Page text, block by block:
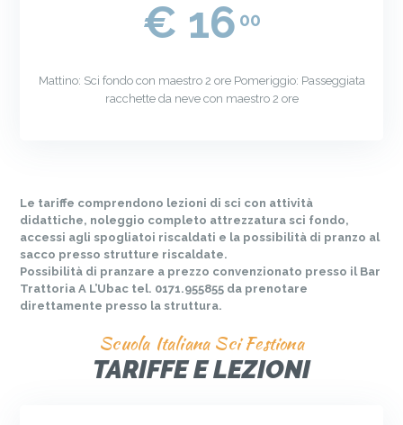
€ 16 00
Mattino: Sci fondo con maestro 2 ore Pomeriggio: Passeggiata
racchette da neve con maestro 2 ore
Le tariffe comprendono lezioni di sci con attività
didattiche, noleggio completo attrezzatura sci fondo,
accessi agli spogliatoi riscaldati e la possibilità di pranzo al
sacco presso strutture riscaldate.
Possibilità di pranzare a prezzo convenzionato presso il Bar
Trattoria A L’Ubac tel. 0171.955855 da prenotare
direttamente presso la struttura.
Scuola Italiana Sci Festiona
TARIFFE E LEZIONI